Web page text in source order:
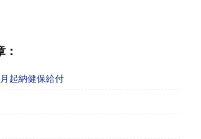
起納健保給付